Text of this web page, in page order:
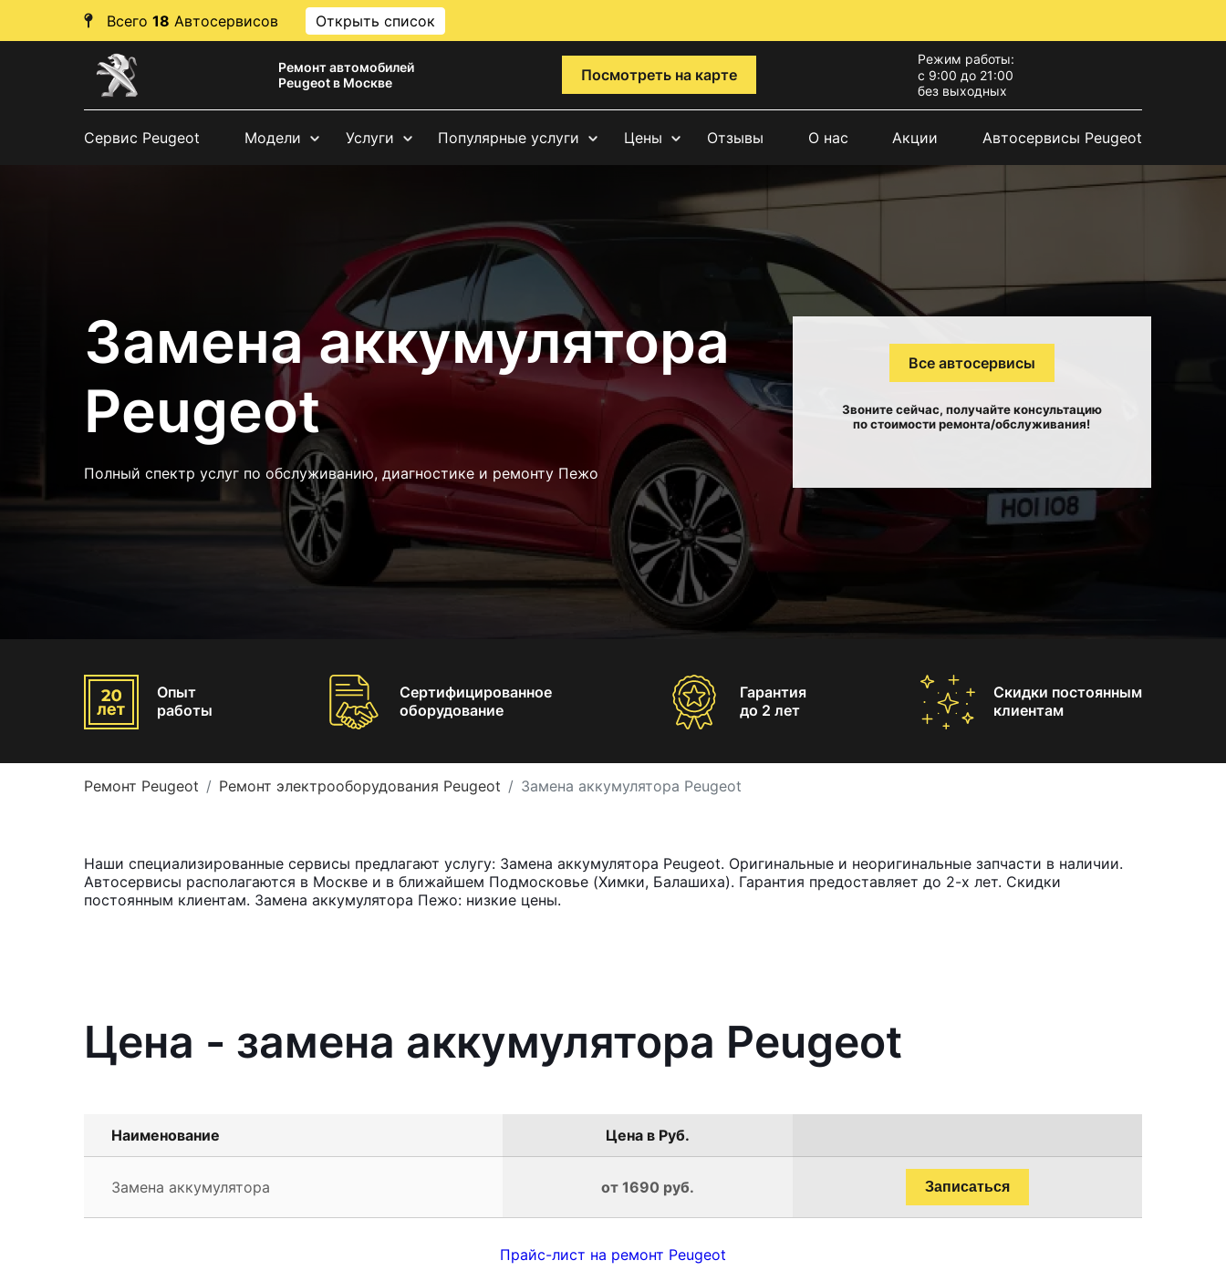
Всего 18 Автосервисов Открыть список
Ремонт автомобилей
Peugeot в Москве
Посмотреть на карте
Режим работы:
с 9:00 до 21:00
без выходных
Сервис Peugeot Модели Услуги Популярные услуги Цены Отзывы О нас Акции Автосервисы Peugeot
Замена аккумулятора
Peugeot
Полный спектр услуг по обслуживанию, диагностике и ремонту Пежо
Все автосервисы
Звоните сейчас, получайте консультацию
по стоимости ремонта/обслуживания!
Опыт
работы
Сертифицированное
оборудование
Гарантия
до 2 лет
Скидки постоянным
клиентам
Ремонт Peugeot Ремонт электрооборудования Peugeot Замена аккумулятора Peugeot
Наши специализированные сервисы предлагают услугу: Замена аккумулятора Peugeot. Оригинальные и неоригинальные запчасти в наличии.
Автосервисы располагаются в Москве и в ближайшем Подмосковье (Химки, Балашиха). Гарантия предоставляет до 2-х лет. Скидки
постоянным клиентам. Замена аккумулятора Пежо: низкие цены.
Цена - замена аккумулятора Peugeot
Наименование Цена в Руб.
Замена аккумулятора от 1690 руб. Записаться
Прайс-лист на ремонт Peugeot